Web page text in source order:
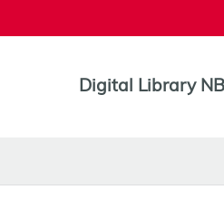
Digital Library NB